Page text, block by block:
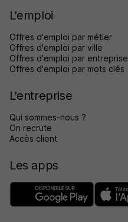
L'emploi
Offres d'emploi par métier
Offres d'emploi par ville
Offres d'emploi par entreprise
Offres d'emploi par mots clés
L'entreprise
Qui sommes-nous ?
On recrute
Accès client
Les apps